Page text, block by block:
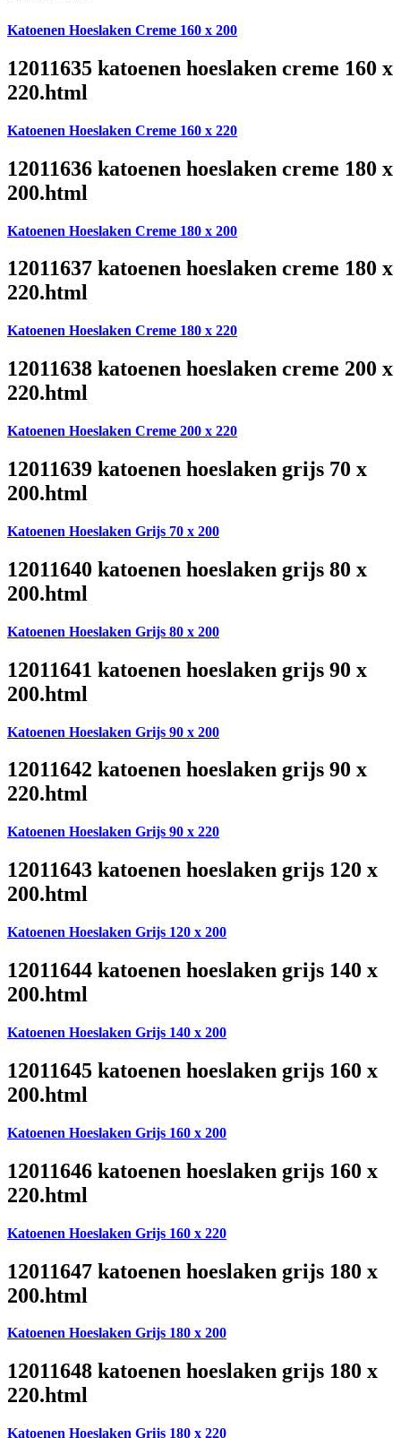
Katoenen Hoeslaken Creme 160 x 200
12011635 katoenen hoeslaken creme 160 x
220.html
Katoenen Hoeslaken Creme 160 x 220
12011636 katoenen hoeslaken creme 180 x
200.html
Katoenen Hoeslaken Creme 180 x 200
12011637 katoenen hoeslaken creme 180 x
220.html
Katoenen Hoeslaken Creme 180 x 220
12011638 katoenen hoeslaken creme 200 x
220.html
Katoenen Hoeslaken Creme 200 x 220
12011639 katoenen hoeslaken grijs 70 x
200.html
Katoenen Hoeslaken Grijs 70 x 200
12011640 katoenen hoeslaken grijs 80 x
200.html
Katoenen Hoeslaken Grijs 80 x 200
12011641 katoenen hoeslaken grijs 90 x
200.html
Katoenen Hoeslaken Grijs 90 x 200
12011642 katoenen hoeslaken grijs 90 x
220.html
Katoenen Hoeslaken Grijs 90 x 220
12011643 katoenen hoeslaken grijs 120 x
200.html
Katoenen Hoeslaken Grijs 120 x 200
12011644 katoenen hoeslaken grijs 140 x
200.html
Katoenen Hoeslaken Grijs 140 x 200
12011645 katoenen hoeslaken grijs 160 x
200.html
Katoenen Hoeslaken Grijs 160 x 200
12011646 katoenen hoeslaken grijs 160 x
220.html
Katoenen Hoeslaken Grijs 160 x 220
12011647 katoenen hoeslaken grijs 180 x
200.html
Katoenen Hoeslaken Grijs 180 x 200
12011648 katoenen hoeslaken grijs 180 x
220.html
Katoenen Hoeslaken Grijs 180 x 220